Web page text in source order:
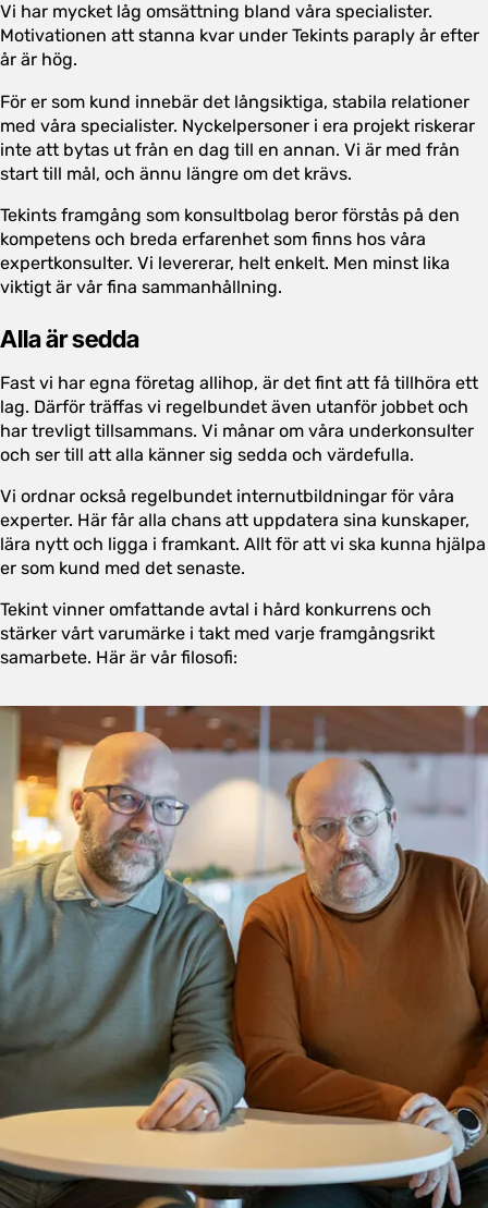
Vi har mycket låg omsättning bland våra specialister.
Motivationen att stanna kvar under Tekints paraply år efter
år är hög.
För er som kund innebär det långsiktiga, stabila relationer
med våra specialister. Nyckelpersoner i era projekt riskerar
inte att bytas ut från en dag till en annan. Vi är med från
start till mål, och ännu längre om det krävs.
Tekints framgång som konsultbolag beror förstås på den
kompetens och breda erfarenhet som finns hos våra
expertkonsulter. Vi levererar, helt enkelt. Men minst lika
viktigt är vår fina sammanhållning.
Alla är sedda
Fast vi har egna företag allihop, är det fint att få tillhöra ett
lag. Därför träffas vi regelbundet även utanför jobbet och
har trevligt tillsammans. Vi månar om våra underkonsulter
och ser till att alla känner sig sedda och värdefulla.
Vi ordnar också regelbundet internutbildningar för våra
experter. Här får alla chans att uppdatera sina kunskaper,
lära nytt och ligga i framkant. Allt för att vi ska kunna hjälpa
er som kund med det senaste.
Tekint vinner omfattande avtal i hård konkurrens och
stärker vårt varumärke i takt med varje framgångsrikt
samarbete. Här är vår filosofi: